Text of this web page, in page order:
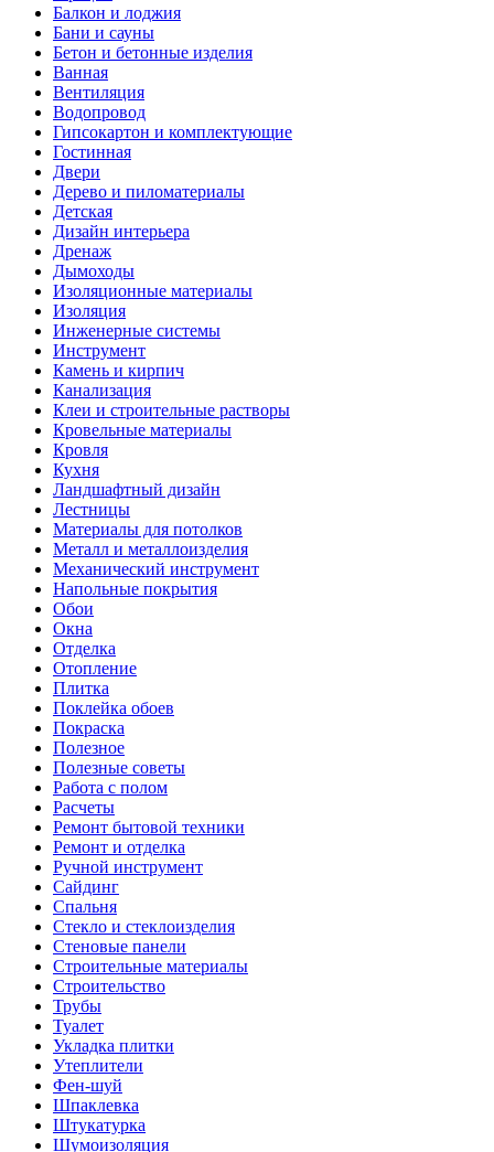
Балкон и лоджия
Бани и сауны
Бетон и бетонные изделия
Ванная
Вентиляция
Водопровод
Гипсокартон и комплектующие
Гостинная
Двери
Дерево и пиломатериалы
Детская
Дизайн интерьера
Дренаж
Дымоходы
Изоляционные материалы
Изоляция
Инженерные системы
Инструмент
Камень и кирпич
Канализация
Клеи и строительные растворы
Кровельные материалы
Кровля
Кухня
Ландшафтный дизайн
Лестницы
Материалы для потолков
Металл и металлоизделия
Механический инструмент
Напольные покрытия
Обои
Окна
Отделка
Отопление
Плитка
Поклейка обоев
Покраска
Полезное
Полезные советы
Работа с полом
Расчеты
Ремонт бытовой техники
Ремонт и отделка
Ручной инструмент
Сайдинг
Спальня
Стекло и стеклоизделия
Стеновые панели
Строительные материалы
Строительство
Трубы
Туалет
Укладка плитки
Утеплители
Фен-шуй
Шпаклевка
Штукатурка
Шумоизоляция